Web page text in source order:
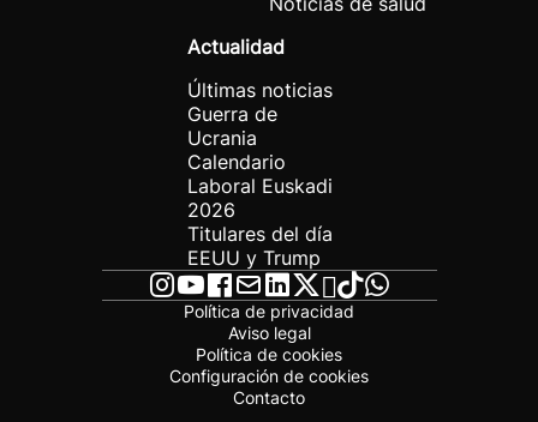
Actualidad
Últimas noticias
Guerra de
Ucrania
Calendario
Laboral Euskadi
2026
Titulares del día
EEUU y Trump
Política de privacidad
Aviso legal
Política de cookies
Configuración de cookies
Contacto